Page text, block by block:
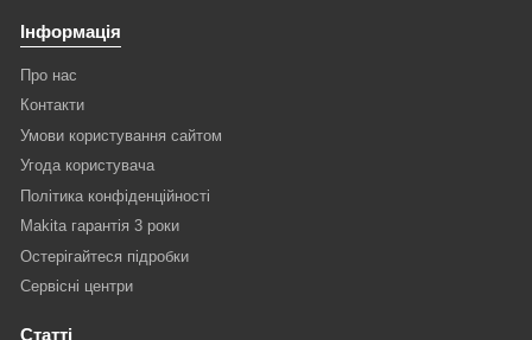
Інформація
Про нас
Контакти
Умови користування сайтом
Угода користувача
Політика конфіденційності
Makita гарантія 3 роки
Остерігайтеся підробки
Сервісні центри
Статті